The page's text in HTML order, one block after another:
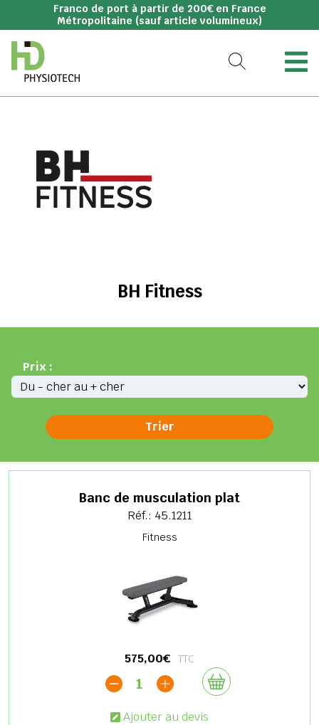
Franco de port à partir de 200€ en France
Métropolitaine (sauf article volumineux)
BH Fitness
Prix :
Banc de musculation plat
Réf.: 45.1211
Fitness
575,00€ TTC
1
Ajouter au devis